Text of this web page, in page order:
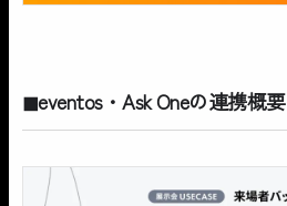
◼︎eventos・Ask Oneの連携概要